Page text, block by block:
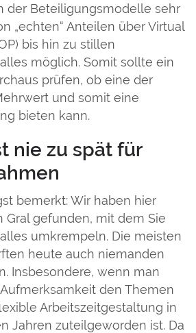
der Beteiligungsmodelle sehr
„echten“ Anteilen über Virtual
bis hin zu stillen
möglich. Somit sollte ein
prüfen, ob eine der
und somit eine
bieten kann.
nie zu spät für
bemerkt: Wir haben hier
Gral gefunden, mit dem Sie
umkrempeln. Die meisten
heute auch niemanden
Insbesondere, wenn man
den Themen
Arbeitszeitgestaltung in
Jahren zuteilgeworden ist. Da